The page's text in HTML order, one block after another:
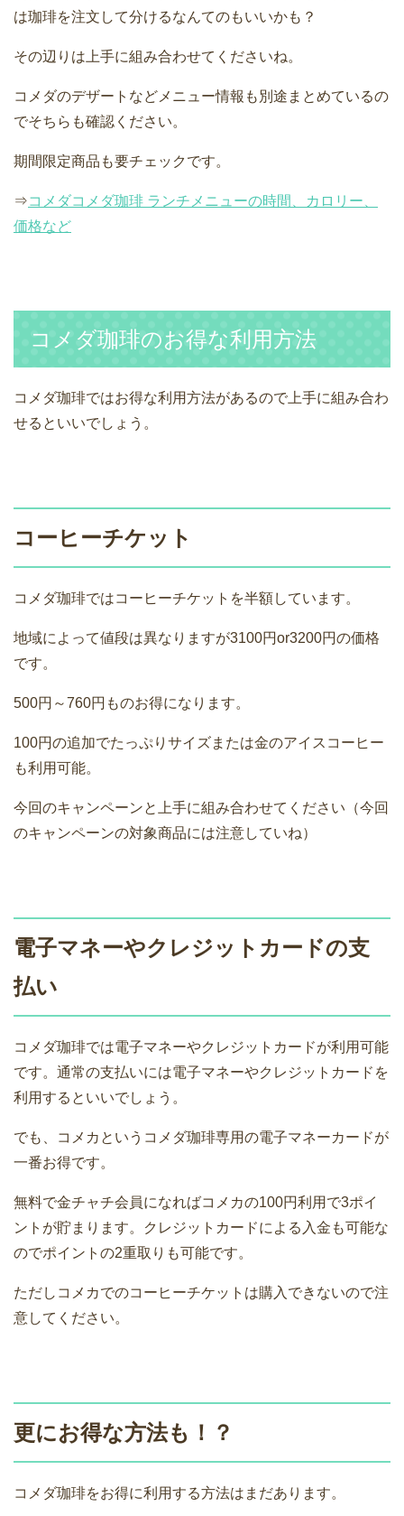
は珈琲を注文して分けるなんてのもいいかも？
その辺りは上手に組み合わせてくださいね。
コメダのデザートなどメニュー情報も別途まとめているの
でそちらも確認ください。
期間限定商品も要チェックです。
⇒コメダコメダ珈琲 ランチメニューの時間、カロリー、
価格など
コメダ珈琲のお得な利用方法
コメダ珈琲ではお得な利用方法があるので上手に組み合わ
せるといいでしょう。
コーヒーチケット
コメダ珈琲ではコーヒーチケットを半額しています。
地域によって値段は異なりますが3100円or3200円の価格
です。
500円～760円ものお得になります。
100円の追加でたっぷりサイズまたは金のアイスコーヒー
も利用可能。
今回のキャンペーンと上手に組み合わせてください（今回
のキャンペーンの対象商品には注意していね）
電子マネーやクレジットカードの支
払い
コメダ珈琲では電子マネーやクレジットカードが利用可能
です。通常の支払いには電子マネーやクレジットカードを
利用するといいでしょう。
でも、コメカというコメダ珈琲専用の電子マネーカードが
一番お得です。
無料で金チャチ会員になればコメカの100円利用で3ポイ
ントが貯まります。クレジットカードによる入金も可能な
のでポイントの2重取りも可能です。
ただしコメカでのコーヒーチケットは購入できないので注
意してください。
更にお得な方法も！？
コメダ珈琲をお得に利用する方法はまだあります。